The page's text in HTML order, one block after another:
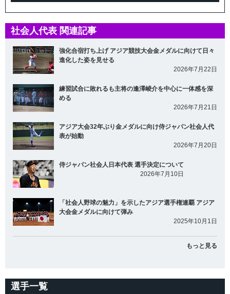
社会人代表 関連記事
強化合宿打ち上げ アジア競技大会金メダルに向けて日々
進化した姿を見せる
2026年7月22日
練習試合に敗れるも主将の逢澤崚介を中心に一体感を深
める
2026年7月21日
アジア大会32年ぶり金メダルに向け侍ジャパン社会人代
表が始動
2026年7月20日
侍ジャパン社会人日本代表 選手決定について
2026年7月10日
「社会人野球の魅力」を示したアジア選手権連覇 アジア
大会金メダルに向けて弾み
2025年10月1日
もっと見る
選手一覧